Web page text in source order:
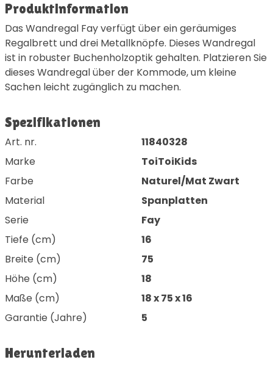
Produktinformation
Das Wandregal Fay verfügt über ein geräumiges
Regalbrett und drei Metallknöpfe. Dieses Wandregal
ist in robuster Buchenholzoptik gehalten. Platzieren Sie
dieses Wandregal über der Kommode, um kleine
Sachen leicht zugänglich zu machen.
Spezifikationen
Art. nr.
11840328
Marke
ToiToiKids
Farbe
Naturel/Mat Zwart
Material
Spanplatten
Serie
Fay
Tiefe (cm)
16
Breite (cm)
75
Höhe (cm)
18
Maße (cm)
18 x 75 x 16
Garantie (Jahre)
5
Herunterladen